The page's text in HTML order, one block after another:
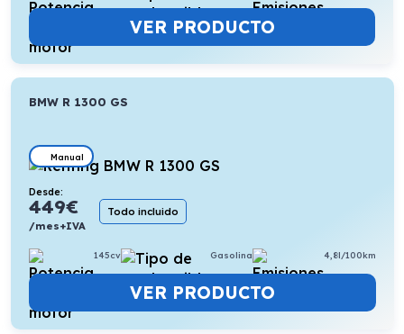
VER PRODUCTO
BMW R 1300 GS
Manual
Desde:
449€
/mes+IVA
Todo incluido
145cv Gasolina 4,8l/100km
VER PRODUCTO